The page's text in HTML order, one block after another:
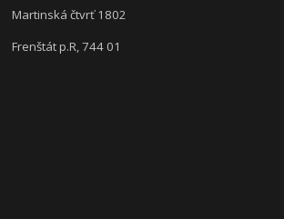
Martinská čtvrť 1802
Frenštát p.R, 744 01